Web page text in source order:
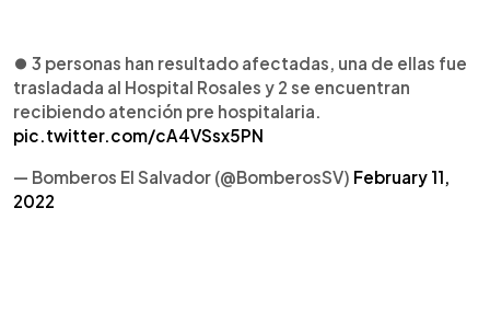
⏺ 3 personas han resultado afectadas, una de ellas fue
trasladada al Hospital Rosales y 2 se encuentran
recibiendo atención pre hospitalaria.
pic.twitter.com/cA4VSsx5PN
— Bomberos El Salvador (@BomberosSV) February 11,
2022